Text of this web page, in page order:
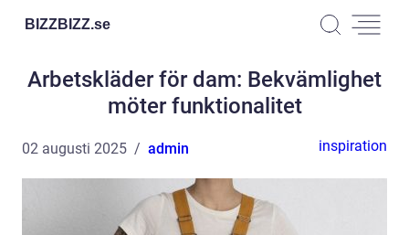
BIZZBIZZ.se
Arbetskläder för dam: Bekvämlighet
möter funktionalitet
02 augusti 2025 admin inspiration